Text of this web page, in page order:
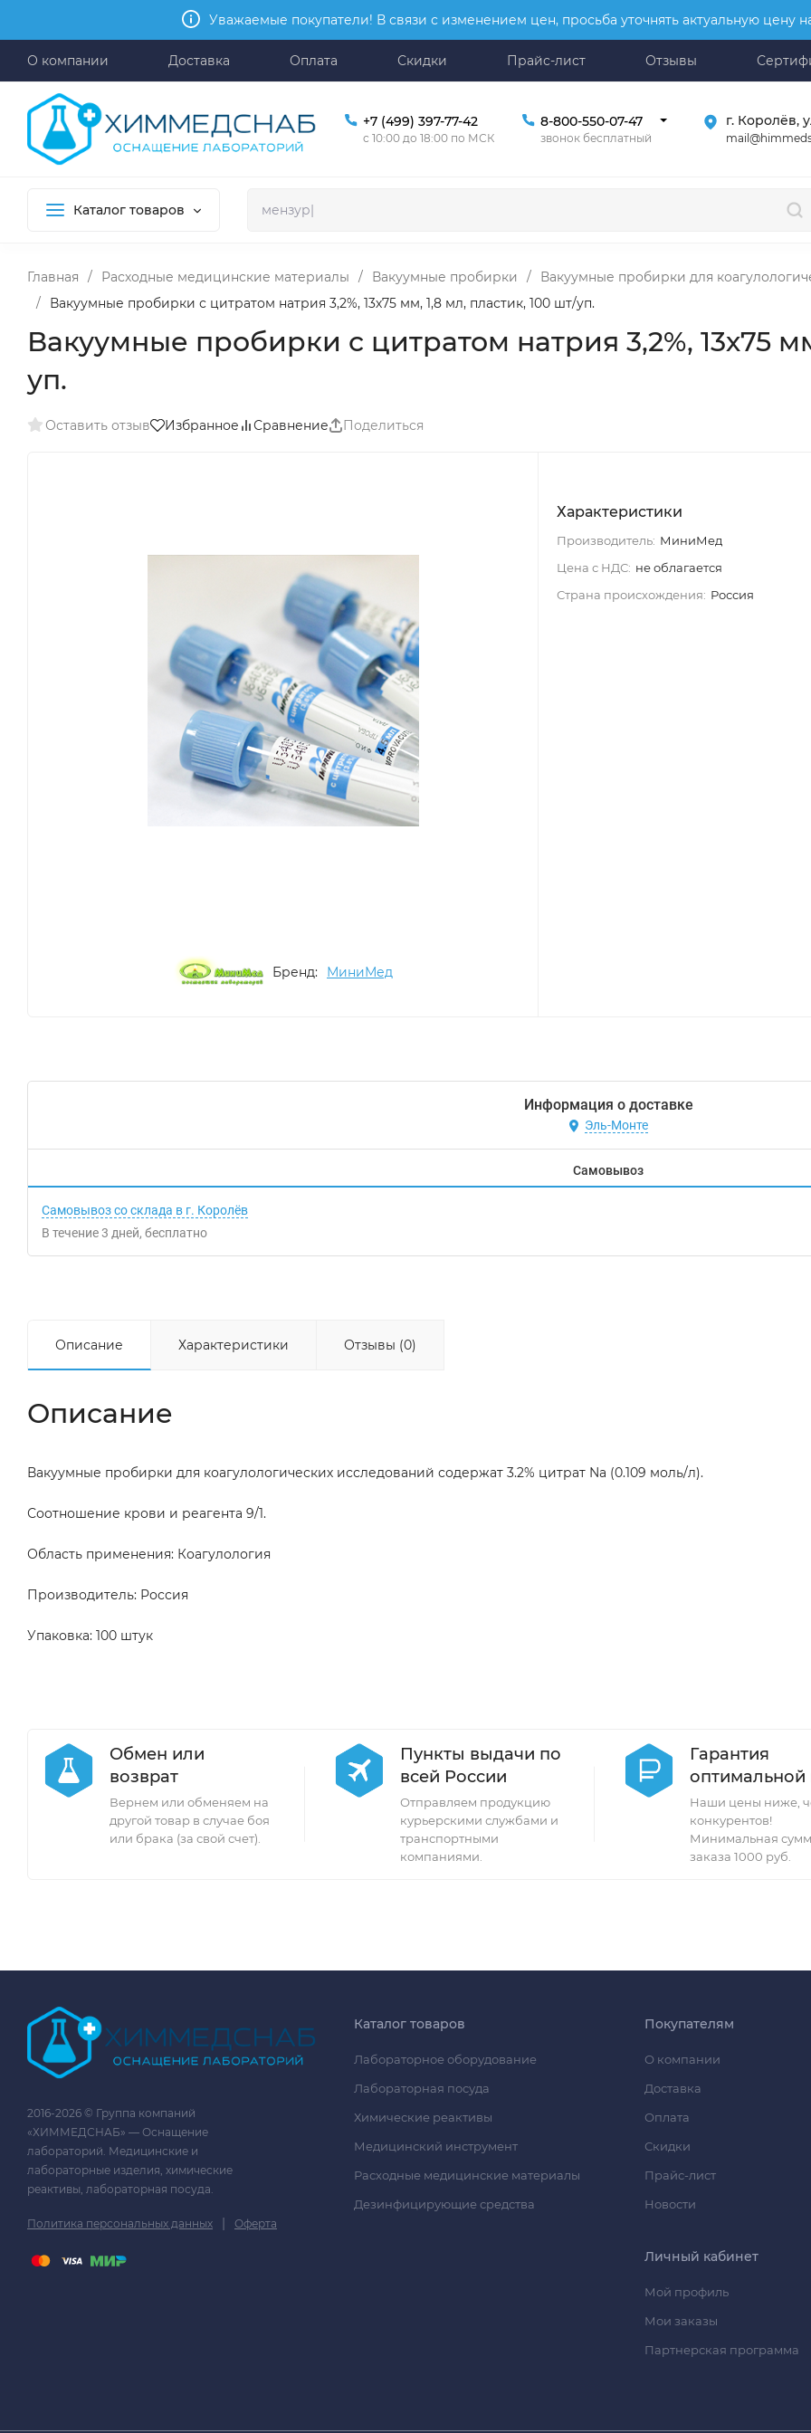
Уважаемые покупатели! В связи с изменением цен, просьба уточнять актуальную цену
О компании Доставка Оплата Скидки Прайс-лист Отзывы
+7 (499) 397-77-42
с 10:00 до 18:00 по МСК
8-800-550-07-47
звонок бесплатный
г. Королёв,
Каталог товаров
Главная / Расходные медицинские материалы / Вакуумные пробирки /
Вакуумные пробирки для
/
Вакуумные пробирки с цитратом натрия 3,2%, 13х75 мм, 1,8 мл, пластик, 100 шт/уп.
Вакуумные пробирки с цитратом натрия 3,2%, 13х75
уп.
Оставить отзыв Избранное Сравнение Поделиться
Бренд: МиниМед
Характеристики
Производитель: МиниМед
Цена с НДС: не облагается
Страна происхождения: Россия
Информация о доставке
Эль-Монте
Самовывоз
Самовывоз со склада в г. Королёв
В течение3 дней Бесплатно
Описание Характеристики Отзывы (0)
Описание
Вакуумные пробирки для коагулологических исследований содержат 3.2% цитрат Na (0.109 моль/л).
Соотношение крови и реагента 9/1.
Область применения: Коагулология
Производитель: Россия
Упаковка: 100 штук
Обмен или
возврат
Вернем или обменяем на
другой товар в случае боя
или брака (за свой счет).
Пункты выдачи по
всей России
Отправляем продукцию
курьерскими службами и
транспортными
компаниями.
Гарантия
оптимальной
Наши цены ниже,
конкурентов!
Минимальная
заказа 1000 руб.
2016-2026 © Группа компаний
«ХИММЕДСНАБ» — Оснащение
лабораторий. Медицинские и
лабораторные изделия, химические
реактивы, лабораторная посуда.
Политика персональных данных | Оферта
Каталог товаров
Лабораторное оборудование
Лабораторная посуда
Химические реактивы
Медицинский инструмент
Расходные медицинские материалы
Дезинфицирующие средства
Покупателям
О компании
Доставка
Оплата
Скидки
Прайс-лист
Новости
Личный кабинет
Мой профиль
Мои заказы
Партнерская программа